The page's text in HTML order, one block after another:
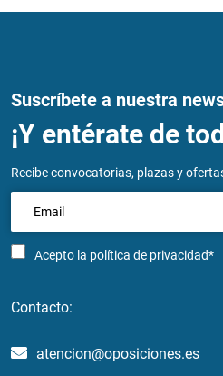
Suscríbete a nuestra
¡Y entérate de
Recibe convocatorias, plazas y
Acepto la política de privacidad*
Contacto:
atencion@oposiciones.es